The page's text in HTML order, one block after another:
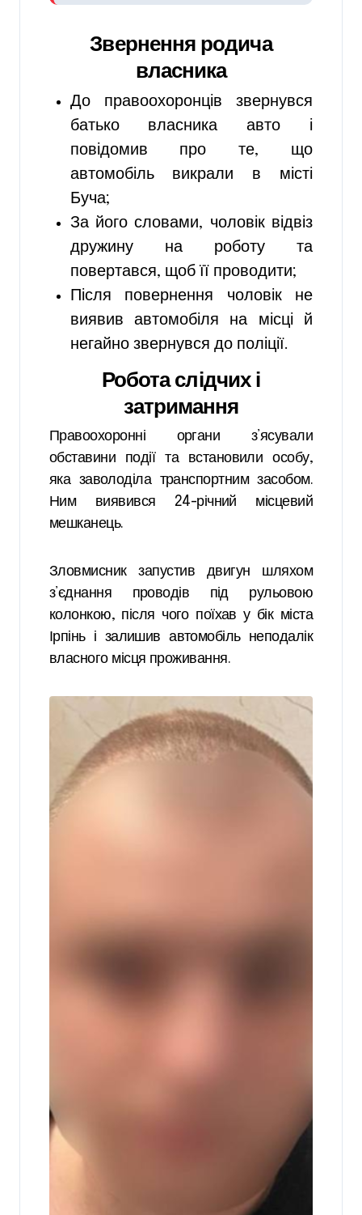
Звернення родича
власника
До правоохоронців звернувся
батько власника авто і
повідомив про те, що
автомобіль викрали в місті
Буча;
За його словами, чоловік відвіз
дружину на роботу та
повертався, щоб її проводити;
Після повернення чоловік не
виявив автомобіля на місці й
негайно звернувся до поліції.
Робота слідчих і
затримання
Правоохоронні органи з’ясували
обставини події та встановили особу,
яка заволоділа транспортним засобом.
Ним виявився 24-річний місцевий
мешканець.
Зловмисник запустив двигун шляхом
з’єднання проводів під рульовою
колонкою, після чого поїхав у бік міста
Ірпінь і залишив автомобіль неподалік
власного місця проживання.